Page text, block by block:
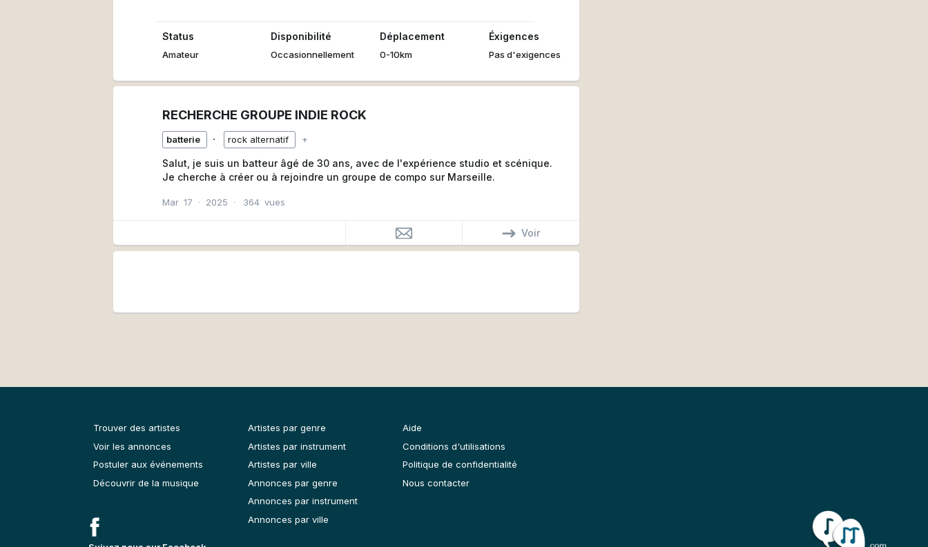
Status
Amateur
Disponibilité
Occasionnellement
Déplacement
0-10km
Éxigences
Pas d'exigences
RECHERCHE GROUPE INDIE ROCK
batterie ∙ rock alternatif +
Salut, je suis un batteur âgé de 30 ans, avec de l'expérience studio et scénique.
Je cherche à créer ou à rejoindre un groupe de compo sur Marseille.
Mar 17 ∙ 2025 ∙ 364 vues
Voir
Trouver des artistes
Voir les annonces
Postuler aux événements
Découvrir de la musique
Artistes par genre
Artistes par instrument
Artistes par ville
Annonces par genre
Annonces par instrument
Annonces par ville
Aide
Conditions d'utilisations
Politique de confidentialité
Nous contacter